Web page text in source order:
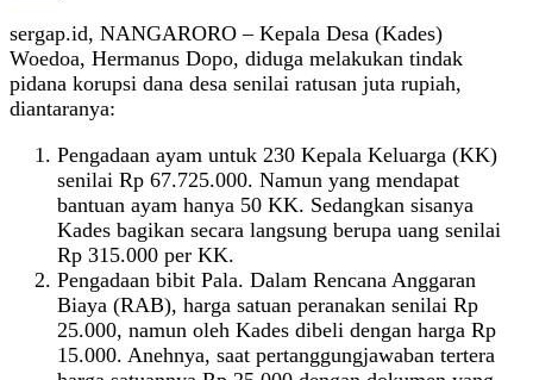
sergap.id, NANGARORO – Kepala Desa (Kades)
Woedoa, Hermanus Dopo, diduga melakukan tindak
pidana korupsi dana desa senilai ratusan juta rupiah,
diantaranya:
Pengadaan ayam untuk 230 Kepala Keluarga (KK)
senilai Rp 67.725.000. Namun yang mendapat
bantuan ayam hanya 50 KK. Sedangkan sisanya
Kades bagikan secara langsung berupa uang senilai
Rp 315.000 per KK.
Pengadaan bibit Pala. Dalam Rencana Anggaran
Biaya (RAB), harga satuan peranakan senilai Rp
25.000, namun oleh Kades dibeli dengan harga Rp
15.000. Anehnya, saat pertanggungjawaban tertera